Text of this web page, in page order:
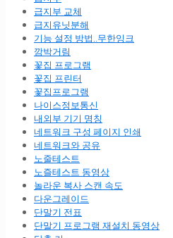
급지부 교체
급지유닛분해
기능 설정 방법..무한잉크
깜박거림
꽃집 프로그램
꽃집 프린터
꽃집프로그램
나이스정보통신
내외부 기기 명칭
네트워크 구성 페이지 인쇄
네트워크와 공유
노줄테스트
노즐테스트 동영상
놀라운 복사 스캔 속도
다운그레이드
단말기 전표
단말기 프로그램 재설치 동영상